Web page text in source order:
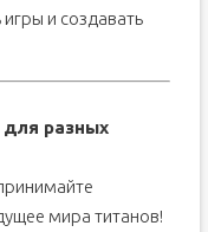
и создавать
разных
мира титанов!